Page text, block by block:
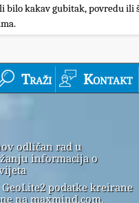
bilo kakav gubitak, povredu
Traži Kontakt
odličan rad u
informacija o
podatke kreirane
na maxmind.com.